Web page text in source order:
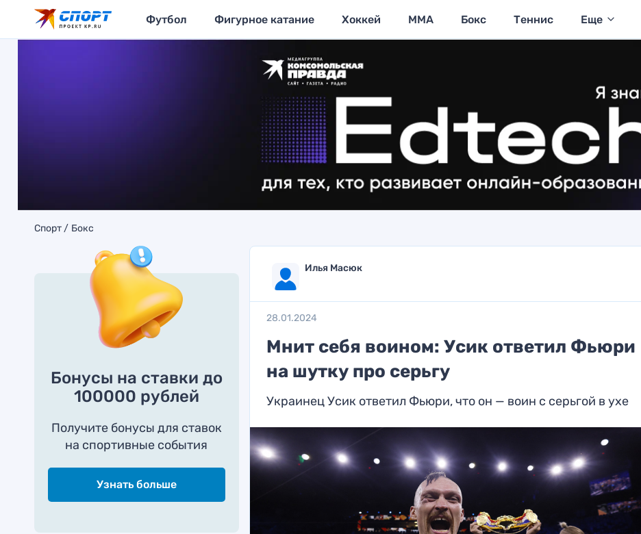
Футбол Фигурное катание Хоккей MMA Бокс Теннис Еще
Спорт Бокс
Бонусы на ставки до
100000 рублей
Получите бонусы для ставок
на спортивные события
Узнать больше
Илья Масюк
28.01.2024
Мнит себя воином: Усик ответил Фьюри
на шутку про серьгу
Украинец Усик ответил Фьюри, что он — воин с серьгой в ухе